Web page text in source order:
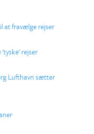
at fravælge rejser
'tyske' rejser
Lufthavn sætter